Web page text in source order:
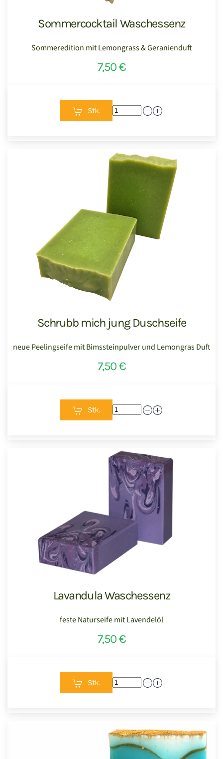
Sommercocktail Waschessenz
Sommeredition mit Lemongrass & Geranienduft
7,50 €
Stk.
Schrubb mich jung Duschseife
neue Peelingseife mit Bimssteinpulver und Lemongras Duft
7,50 €
Stk.
Lavandula Waschessenz
feste Naturseife mit Lavendelöl
7,50 €
Stk.